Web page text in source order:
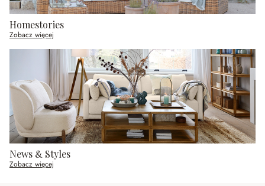
Homestories
Zobacz więcej
News & Styles
Zobacz więcej